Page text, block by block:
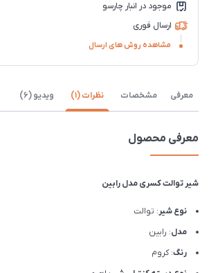
موجود در انبار چارسو
ارسال فوری
مشاهده روش های ارسال
معرفی مشخصات نظرات (1) ویدیو (6)
معرفی محصول
شیر توالت کسری مدل رابین
نوع شیر: توالت
مدل: رابین
رنگ: کروم